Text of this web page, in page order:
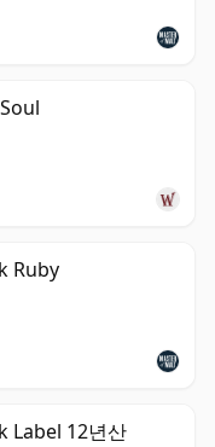
Ruby
Label 12년산